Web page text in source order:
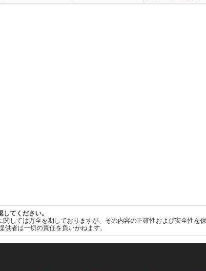
てください。
しては万全を期しておりますが、その内容の正確性および安全性を
者は一切の責任を負いかねます。